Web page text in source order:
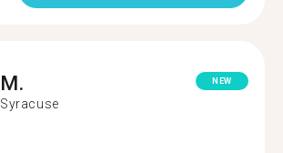
M.
Syracuse
NEW